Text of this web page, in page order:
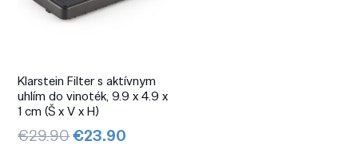
Klarstein Filter s aktívnym
uhlím do vinoték, 9.9 x 4.9 x
1 cm (Š x V x H)
€29.90Pôvodná
€23.90